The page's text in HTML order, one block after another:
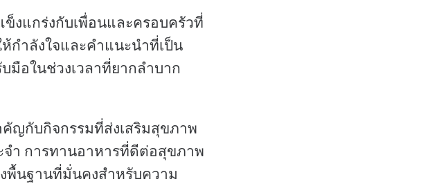
งแกร่งกับเพื่อนและครอบครัวที่
กำลังใจและคำแนะนำที่เป็น
มือในช่วงเวลาที่ยากลำบาก
ญกับกิจกรรมที่ส่งเสริมสุขภาพ
จำ การทานอาหารที่ดีต่อสุขภาพ
พื้นฐานที่มั่นคงสำหรับความ